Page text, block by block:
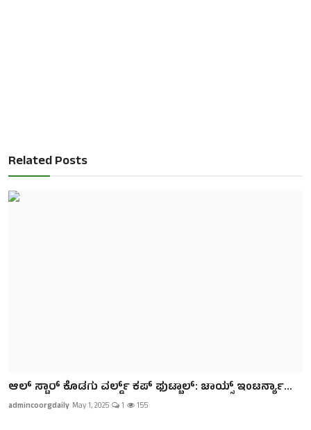
Related Posts
ಆಲ್ ಸ್ಟಾರ್ ಕೊಡಗು ವರ್ಲ್ಡ್ ಕಪ್ ಫುಟ್ಬಾಲ್: ಚಾಯ್ಸ್ ಇಂಟರ್ನ್ಯಾ...
admincoorgdaily May 1, 2025 1 155